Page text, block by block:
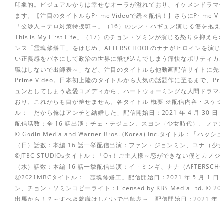
印象的。ビジュアルからは幸せなオーラが溢れており、イケメンドラ
ます。【注目のタイトルもPrime Videoで続々配信！】さらにPrime
「交渉人～テロ対策特捜班～」（16）のシン・ハギュン演じる傷を
This is My First Life」（17）のチョン・ソミンが演じる怒りを抑え
ンス「霊魂修繕工」をはじめ、AFTERSCHOOLのナナがヒロインを
い正義感をバネにして政治の世界に飛び込んでしまう痛快なポリティ
職はしないで出師表～」など、注目のタイトルも他動画配信サイトに
Prime Video。日本初上陸のタイトルから人気の話題作に至るまで、
ュンとしてしまう恋愛コメディから、ハートウォーミングな人間ドラ
おり、これからも目が離せません。各タイトル 概要 ※配信内容・ス
ル：「だから俺はアンチと結婚した」配信開始日：2021 年 4 月 30
配信話数：全 16 話出演：チェ・テジュン、スヨン（少女時代）、フ
© Godin Media and Warner Bros. (Korea) Inc.タイトル：「ハッシ
（日）話数：本編 16 話一挙配信出演：ファン・ジョンミン、ユナ（
©JTBC STUDIOsタイトル：「Oh！ご主人様～恋ができない僕とカ
（水）話数：本編 16 話一挙配信出演：イ・ミンギ、ナナ（
ⓒ2021MBCタイトル：「霊魂修繕工」配信開始日：2021 年 5 月 1
ン、チョン・ソミンコピーライト：Licensed by KBS Media Ltd. ©
出馬から！？～すべき就職はしないで出師表～」配信開始日：2021